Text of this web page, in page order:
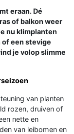
eraan. Dé
of balkon weer
nu klimplanten
een stevige
je volop slimme
van planten
rozen, druiven of
nette en
van leibomen en